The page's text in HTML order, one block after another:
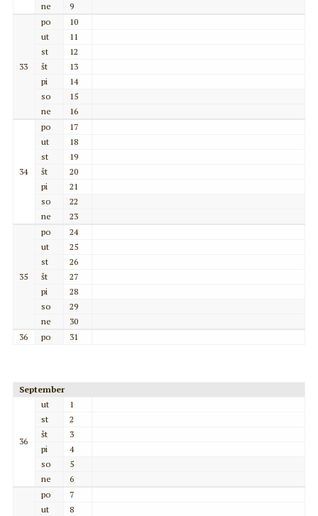
ne 9
33
po
10
ut
11
st
12
št
13
pi
14
so
15
ne
16
34
po
17
ut
18
st
19
št
20
pi
21
so
22
ne
23
35
po
24
ut
25
st
26
št
27
pi
28
so
29
ne
30
36
po 31
September
36
ut
1
st
2
št
3
pi
4
so
5
ne
6
po
7
ut
8